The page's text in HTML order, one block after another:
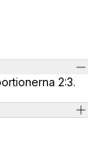
2:3.